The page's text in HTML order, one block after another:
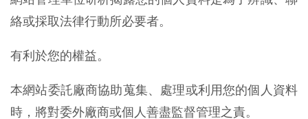
絡或採取法律行動所必要者。
有利於您的權益。
本網站委託廠商協助蒐集、處理或利用您的個人資料
時，將對委外廠商或個人善盡監督管理之責。